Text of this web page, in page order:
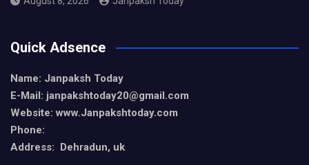
Quick Adsence
Name: Janpaksh Today
E-Mail: janpakshtoday20@gmail.com
Website: www.Janpakshtoday.com
Phone:
Address: Dehradun, uk